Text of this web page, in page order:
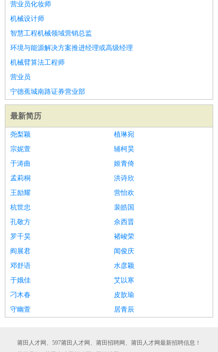
营业员化妆师
机械设计师
智慧工程机械领域营销总监
环境与能源解决方案推进经理或高级经理
机械臂算法工程师
营业员
宁德蕉城南路证券营业部
最新简历
尧梨颖
植琳宛
宗妮萱
辅柯昊
于涛曲
姬青倚
孟莉桐
洪诗欣
王励耀
营怡欢
杭世忠
裴皓国
孔敬方
佘西晋
罗千昊
褚峻荣
阎展君
闻俊庆
邓舒语
水彦颖
于娥佳
艾以寒
刁木春
皮歆瑜
守幽萱
居青辰
莆田人才网、597莆田人才网、莆田招聘网、莆田人才网最新招聘信息！